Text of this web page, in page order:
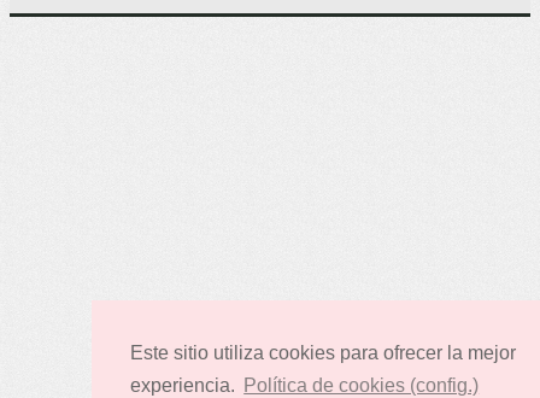
Este sitio utiliza cookies para ofrecer la mejor
experiencia.
Política de cookies (config.)